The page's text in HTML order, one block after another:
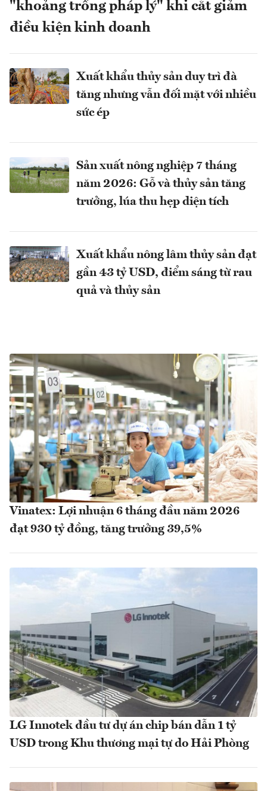
"khoảng trống pháp lý" khi cắt giảm
điều kiện kinh doanh
Xuất khẩu thủy sản duy trì đà
tăng nhưng vẫn đối mặt với nhiều
sức ép
Sản xuất nông nghiệp 7 tháng
năm 2026: Gỗ và thủy sản tăng
trưởng, lúa thu hẹp diện tích
Xuất khẩu nông lâm thủy sản đạt
gần 43 tỷ USD, điểm sáng từ rau
quả và thủy sản
Vinatex: Lợi nhuận 6 tháng đầu năm 2026
đạt 930 tỷ đồng, tăng trưởng 39,5%
LG Innotek đầu tư dự án chip bán dẫn 1 tỷ
USD trong Khu thương mại tự do Hải Phòng